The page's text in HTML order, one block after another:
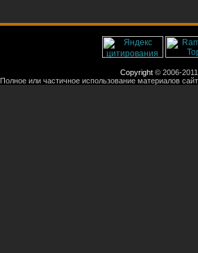
Copyright © 2006-
Полное или частичное использование материалов